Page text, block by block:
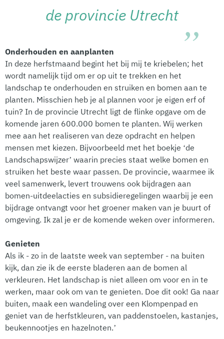
de provincie Utrecht
Onderhouden en aanplanten
In deze herfstmaand begint het bij mij te kriebelen; het
wordt namelijk tijd om er op uit te trekken en het
landschap te onderhouden en struiken en bomen aan te
planten. Misschien heb je al plannen voor je eigen erf of
tuin? In de provincie Utrecht ligt de flinke opgave om de
komende jaren 600.000 bomen te planten. Wij werken
mee aan het realiseren van deze opdracht en helpen
mensen met kiezen. Bijvoorbeeld met het boekje ‘de
Landschapswijzer’ waarin precies staat welke bomen en
struiken het beste waar passen. De provincie, waarmee ik
veel samenwerk, levert trouwens ook bijdragen aan
bomen-uitdeelacties en subsidieregelingen waarbij je een
bijdrage ontvangt voor het groener maken van je buurt of
omgeving. Ik zal je er de komende weken over informeren.
Genieten
Als ik - zo in de laatste week van september - na buiten
kijk, dan zie ik de eerste bladeren aan de bomen al
verkleuren. Het landschap is niet alleen om voor en in te
werken, maar ook om van te genieten. Doe dit ook! Ga naar
buiten, maak een wandeling over een Klompenpad en
geniet van de herfstkleuren, van paddenstoelen, kastanjes,
beukennootjes en hazelnoten.’